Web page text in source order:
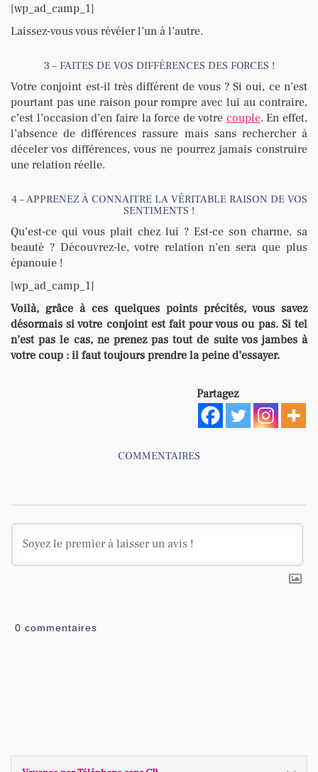
[wp_ad_camp_1]
Laissez-vous vous révéler l’un à l’autre.
3 – FAITES DE VOS DIFFÉRENCES DES FORCES !
Votre conjoint est-il très différent de vous ? Si oui, ce n’est
pourtant pas une raison pour rompre avec lui au contraire,
c’est l’occasion d’en faire la force de votre couple. En effet,
l’absence de différences rassure mais sans rechercher à
déceler vos différences, vous ne pourrez jamais construire
une relation réelle.
4 – APPRENEZ À CONNAITRE LA VÉRITABLE RAISON DE VOS
SENTIMENTS !
Qu’est-ce qui vous plait chez lui ? Est-ce son charme, sa
beauté ? Découvrez-le, votre relation n’en sera que plus
épanouie !
[wp_ad_camp_1]
Voilà, grâce à ces quelques points précités, vous savez
désormais si votre conjoint est fait pour vous ou pas. Si tel
n’est pas le cas, ne prenez pas tout de suite vos jambes à
votre coup : il faut toujours prendre la peine d’essayer.
Partagez
COMMENTAIRES
0 commentaires